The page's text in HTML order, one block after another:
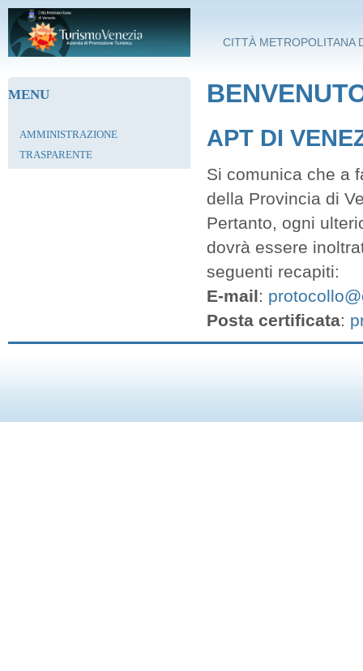
Salta al contenuto principale
CITTÀ METROPOLITANA
MENU
AMMINISTRAZIONE
TRASPARENTE
APT DI
Si comunica che a
della Provincia di
Pertanto, ogni
dovrà essere
seguenti recapiti:
E-mail:
Posta certificata: